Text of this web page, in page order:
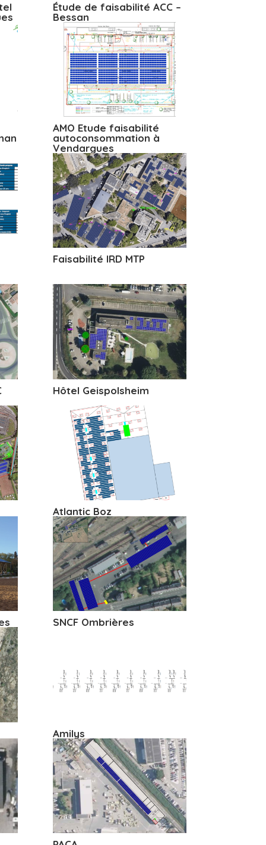
Étude de faisabilité ACC –
Bessan
AMO Etude faisabilité
autoconsommation à
Vendargues
Faisabilité IRD MTP
Hôtel Geispolsheim
Atlantic Boz
SNCF Ombrières
Amilys